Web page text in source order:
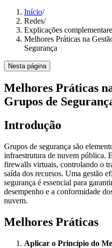
Início/
Redes/
Explicações
Melhores Práticas na
Segurança
Nesta página
Melhores Práticas
Grupos de
Introdução
Grupos de segurança são
infraestrutura de nuvem pública.
firewalls virtuais, controlando o
saída dos recursos. Uma gestão
segurança é essencial para
desempenho e a conformidade
nuvem.
Melhores Práticas
Aplicar o Princípio do